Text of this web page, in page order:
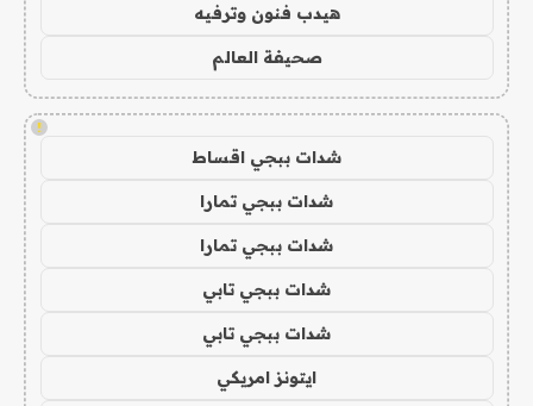
هيدب فنون وترفيه
صحيفة العالم
!
شدات ببجي اقساط
شدات ببجي تمارا
شدات ببجي تمارا
شدات ببجي تابي
شدات ببجي تابي
ايتونز امريكي